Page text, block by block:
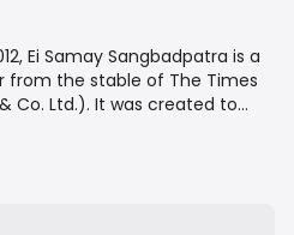
Ei Samay Sangbadpatra is a
from the stable of The Times
Co. Ltd.). It was created to
Bengali reader in Kolkata
national, and international
dailies in the region. It